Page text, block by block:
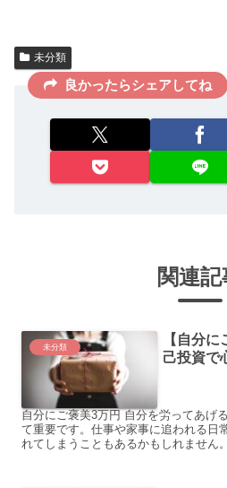
未分類
良かったらシェアしてね
関連記
未分類
【自分
己投資で
自分にご褒美3万円 自分を労ってあげ
て重要です。仕事や家事に追われる日
れてしまうこともあるかもしれません